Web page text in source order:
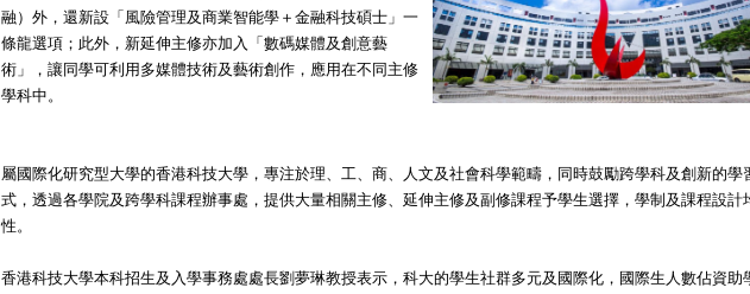
融）外，還新設「風險管理及商業智能學＋金融科技碩士」一
條龍選項；此外，新延伸主修亦加入「數碼媒體及創意藝
術」，讓同學可利用多媒體技術及藝術創作，應用在不同主修
學科中。
屬國際化研究型大學的香港科技大學，專注於理、工、商、人文及社會科學範疇，同時鼓勵跨學科及創新的學
式，透過各學院及跨學科課程辦事處，提供大量相關主修、延伸主修及副修課程予學生選擇，學制及課程設計
性。
香港科技大學本科招生及入學事務處處長劉夢琳教授表示，科大的學生社群多元及國際化，國際生人數佔資助